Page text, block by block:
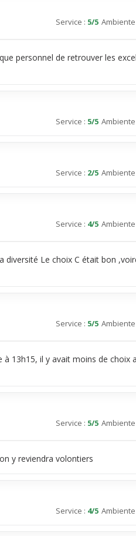
Service : 5/5 Ambiente
personnel de retrouver les
Service : 5/5 Ambiente
Service : 2/5 Ambiente
Service : 4/5 Ambiente
diversité Le choix C était bon
Service : 5/5 Ambiente
13h15, il y avait moins de choix
Service : 5/5 Ambiente
y reviendra volontiers
Service : 4/5 Ambiente